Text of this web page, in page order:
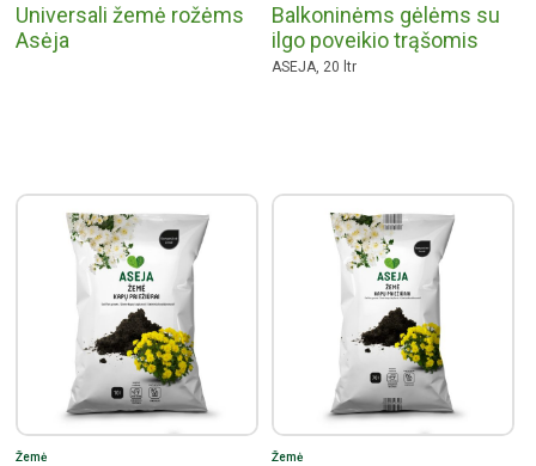
Universali žemė rožėms
Asėja
Balkoninėms gėlėms su
ilgo poveikio trąšomis
ASEJA, 20 ltr
Žemė Žemė